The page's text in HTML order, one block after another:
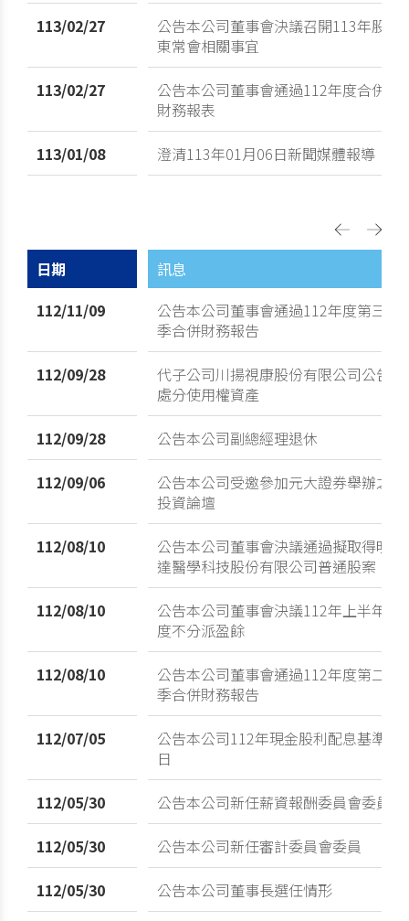
113/02/27
公告本公司董事會決議召開113年股
東常會相關事宜
113/02/27
公告本公司董事會通過112年度合併
財務報表
113/01/08
澄清113年01月06日新聞媒體報導
日期
訊息
112/11/09
公告本公司董事會通過112年度第三
季合併財務報告
112/09/28
代子公司川揚視康股份有限公司公告
處分使用權資產
112/09/28
公告本公司副總經理退休
112/09/06
公告本公司受邀參加元大證券舉辦之
投資論壇
112/08/10
公告本公司董事會決議通過擬取得明
達醫學科技股份有限公司普通股案
112/08/10
公告本公司董事會決議112年上半年
度不分派盈餘
112/08/10
公告本公司董事會通過112年度第二
季合併財務報告
112/07/05
公告本公司112年現金股利配息基準
日
112/05/30
公告本公司新任薪資報酬委員會委員
112/05/30
公告本公司新任審計委員會委員
112/05/30
公告本公司董事長選任情形